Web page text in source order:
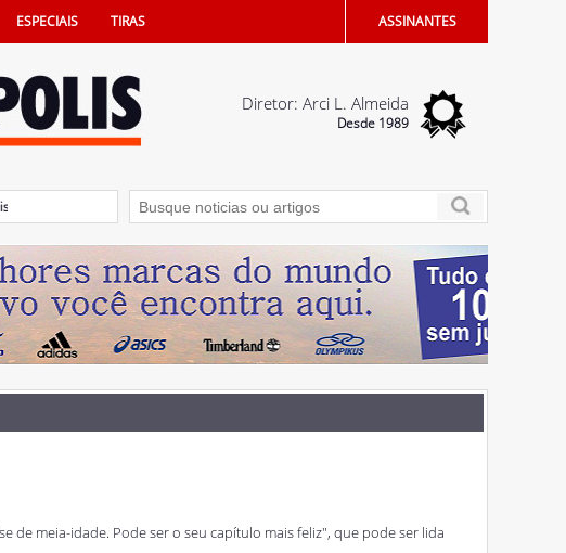
ESPECIAIS TIRAS ASSINANTES
Diretor: Arci L. Almeida
Desde 1989
e também na certidão dos filhos 07/08/2026 - Vereadores devem votar Código de
de meia-idade. Pode ser o seu capítulo mais feliz", que pode ser lida